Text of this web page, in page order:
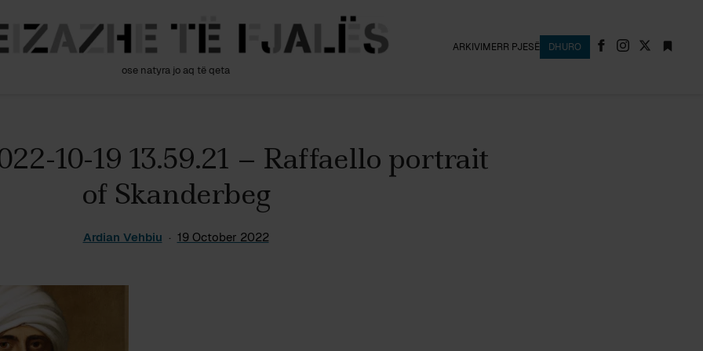
ose natyra jo aq të qeta
ARKIVIMERR PJESË DHURO
10-19 13.59.21 – Raffaello portrait
of Skanderbeg
Ardian Vehbiu 19 October 2022